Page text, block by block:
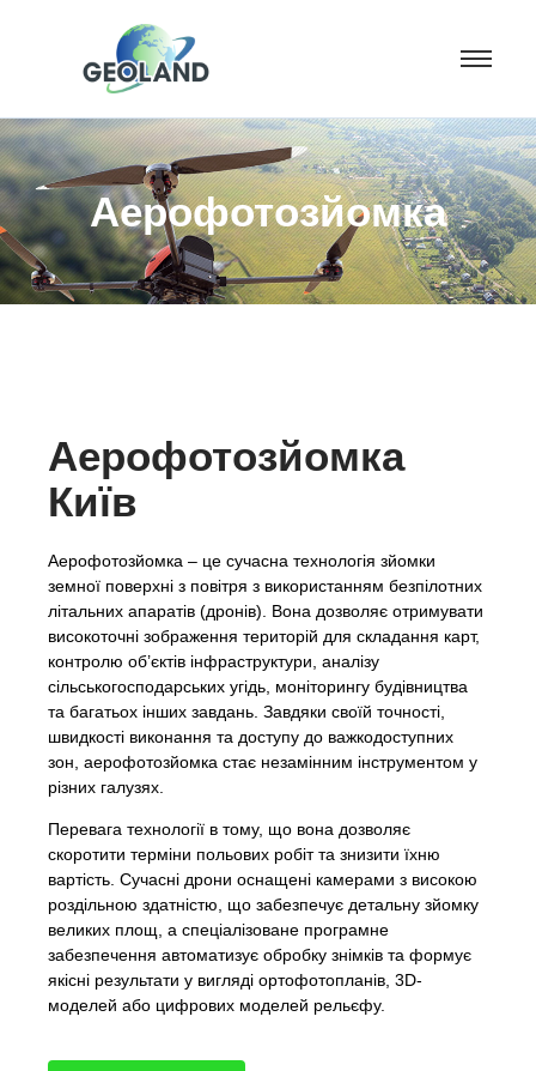
Аерофотозйомка
Аерофотозйомка
Київ
Аерофотозйомка – це сучасна технологія зйомки
земної поверхні з повітря з використанням безпілотних
літальних апаратів (дронів). Вона дозволяє отримувати
високоточні зображення територій для складання карт,
контролю об’єктів інфраструктури, аналізу
сільськогосподарських угідь, моніторингу будівництва
та багатьох інших завдань. Завдяки своїй точності,
швидкості виконання та доступу до важкодоступних
зон, аерофотозйомка стає незамінним інструментом у
різних галузях.
Перевага технології в тому, що вона дозволяє
скоротити терміни польових робіт та знизити їхню
вартість. Сучасні дрони оснащені камерами з високою
роздільною здатністю, що забезпечує детальну зйомку
великих площ, а спеціалізоване програмне
забезпечення автоматизує обробку знімків та формує
якісні результати у вигляді ортофотопланів, 3D-
моделей або цифрових моделей рельєфу.